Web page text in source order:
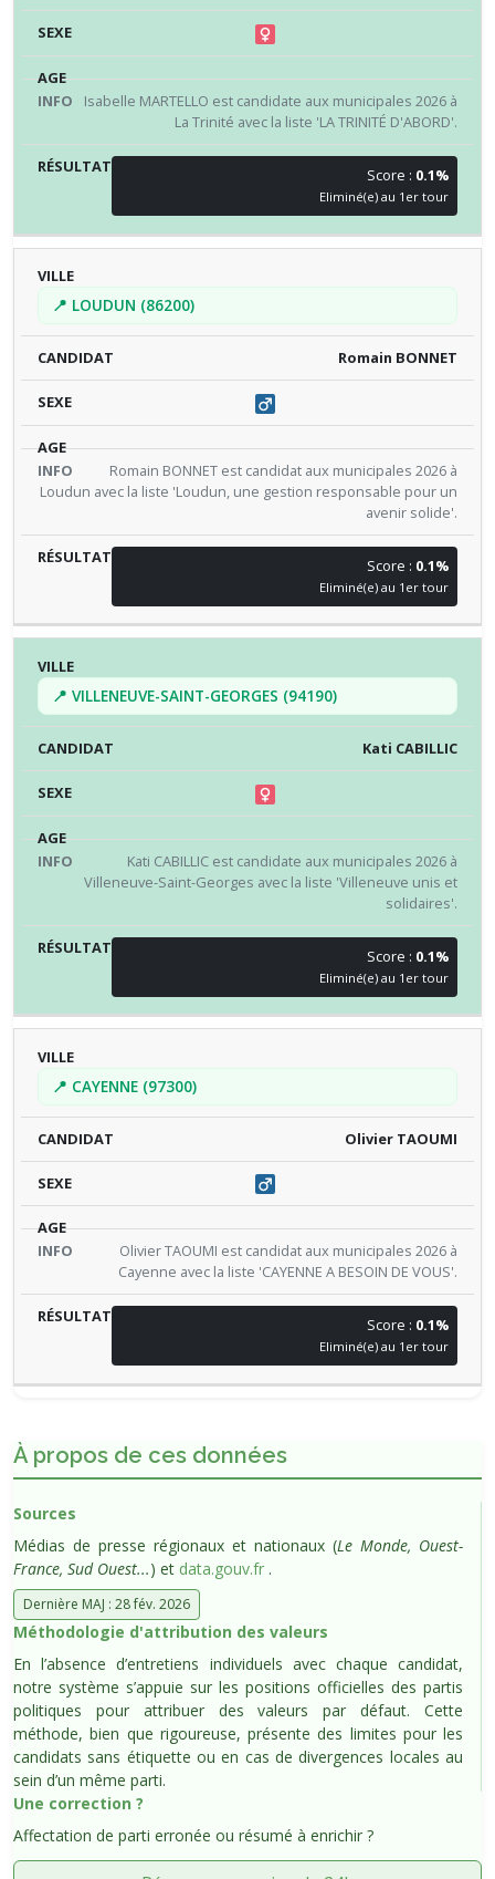
Isabelle MARTELLO est candidate aux municipales 2026 à
La Trinité avec la liste 'LA TRINITÉ D'ABORD'.
Score : 0.1%
Eliminé(e) au 1er tour
📍 LOUDUN (86200)
Romain BONNET
Romain BONNET est candidat aux municipales 2026 à
Loudun avec la liste 'Loudun, une gestion responsable pour un
avenir solide'.
Score : 0.1%
Eliminé(e) au 1er tour
📍 VILLENEUVE-SAINT-GEORGES (94190)
Kati CABILLIC
Kati CABILLIC est candidate aux municipales 2026 à
Villeneuve-Saint-Georges avec la liste 'Villeneuve unis et
solidaires'.
Score : 0.1%
Eliminé(e) au 1er tour
📍 CAYENNE (97300)
Olivier TAOUMI
Olivier TAOUMI est candidat aux municipales 2026 à
Cayenne avec la liste 'CAYENNE A BESOIN DE VOUS'.
Score : 0.1%
Eliminé(e) au 1er tour
À propos de ces données
Sources
Médias de presse régionaux et nationaux (Le Monde, Ouest-
France, Sud Ouest...) et data.gouv.fr .
Dernière MAJ : 28 fév. 2026
Méthodologie d'attribution des valeurs
En l’absence d’entretiens individuels avec chaque candidat,
notre système s’appuie sur les positions officielles des partis
politiques pour attribuer des valeurs par défaut. Cette
méthode, bien que rigoureuse, présente des limites pour les
candidats sans étiquette ou en cas de divergences locales au
sein d’un même parti.
Une correction ?
Affectation de parti erronée ou résumé à enrichir ?